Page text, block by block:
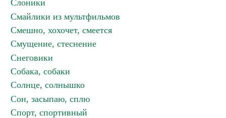
Слоники
Смайлики из мультфильмов
Смешно, хохочет, смеется
Смущение, стеснение
Снеговики
Собака, собаки
Солнце, солнышко
Сон, засыпаю, сплю
Спорт, спортивный